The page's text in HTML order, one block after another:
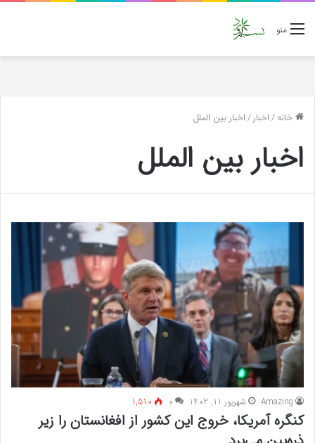
منو
خانه/اخبار/اخبار بین الملل
اخبار بین الملل
Amazing شهریور 11, 1402 ۰ 1,510
کنگره آمریکا، خروج این کشور از افغانستان را زیر